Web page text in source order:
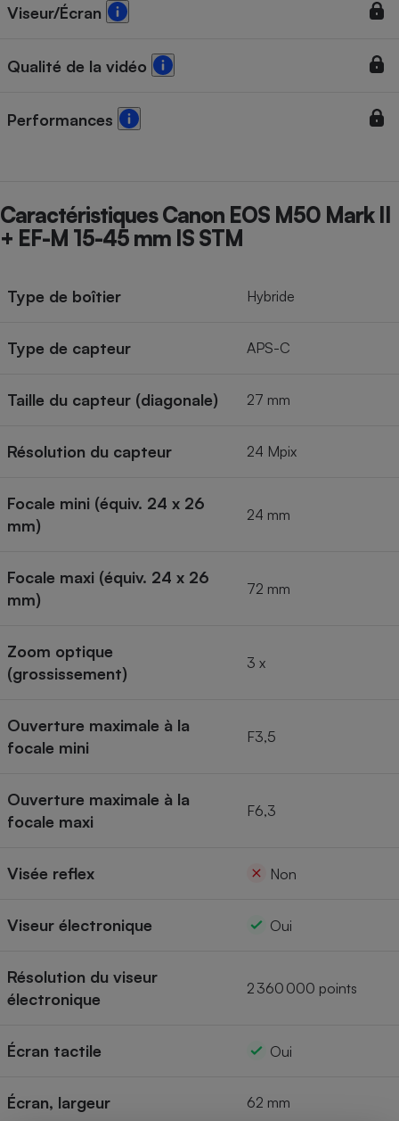
Viseur/Écran
Qualité de la vidéo
Performances
Caractéristiques Canon EOS M50 Mark II
+ EF-M 15-45 mm IS STM
Type de boîtier Hybride
Type de capteur APS-C
Taille du capteur (diagonale) 27 mm
Résolution du capteur 24 Mpix
Focale mini (équiv. 24 x 26
mm)
24 mm
Focale maxi (équiv. 24 x 26
mm)
72 mm
Zoom optique
(grossissement)
3 x
Ouverture maximale à la
focale mini
F3,5
Ouverture maximale à la
focale maxi
F6,3
Visée reflex Non
Viseur électronique Oui
Résolution du viseur
électronique
2 360 000 points
Écran tactile Oui
Écran, largeur 62 mm